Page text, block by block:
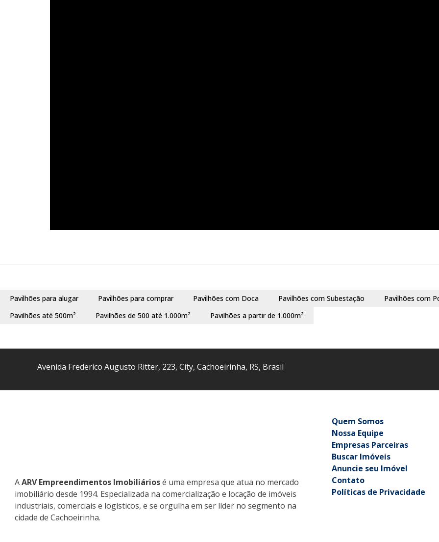
Pavilhões para alugar Pavilhões para comprar Pavilhões com Doca Pavilhões com Subestação
Pavilhões com
Pavilhões até 500m²
Pavilhões de 500 até 1.000m² Pavilhões a partir de 1.000m²
Avenida Frederico Augusto Ritter, 223, City, Cachoeirinha, RS, Brasil
AARV Empreendimentos Imobiliáriosé uma empresa que atua no mercado
imobiliário desde 1994. Especializada na comercialização e locação de imóveis
industriais, comerciais e logísticos, e se orgulha em ser líder no segmento na
cidade de Cachoeirinha.
Quem Somos
Nossa Equipe
Empresas Parceiras
Buscar Imóveis
Anuncie seu Imóvel
Contato
Políticas de Privacidade